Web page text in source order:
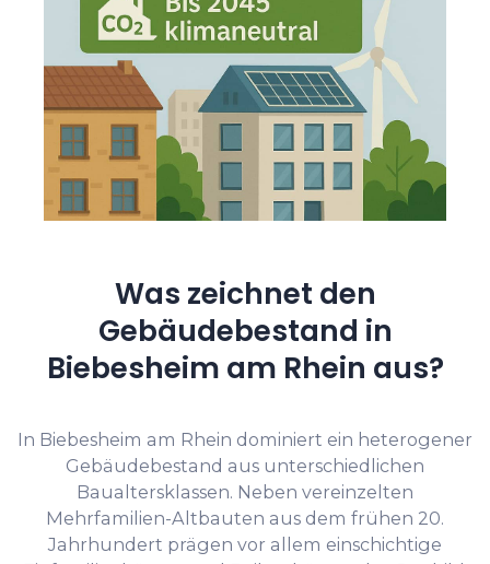
Was zeichnet den
Gebäudebestand in
Biebesheim am Rhein aus?
In Biebesheim am Rhein dominiert ein heterogener
Gebäudebestand aus unterschiedlichen
Baualtersklassen. Neben vereinzelten
Mehrfamilien-Altbauten aus dem frühen 20.
Jahrhundert prägen vor allem einschichtige